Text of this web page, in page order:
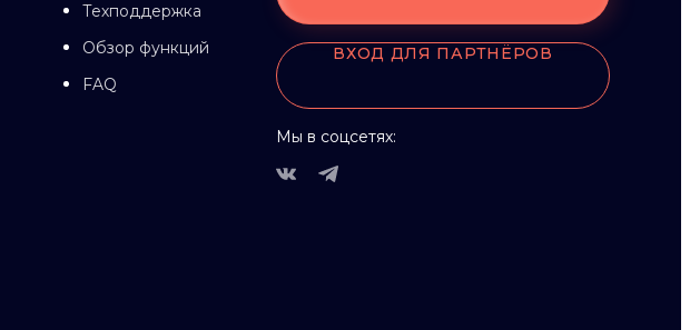
Техподдержка
Обзор функций
FAQ
ВХОД ДЛЯ ПАРТНЁРОВ
Мы в соцсетях: